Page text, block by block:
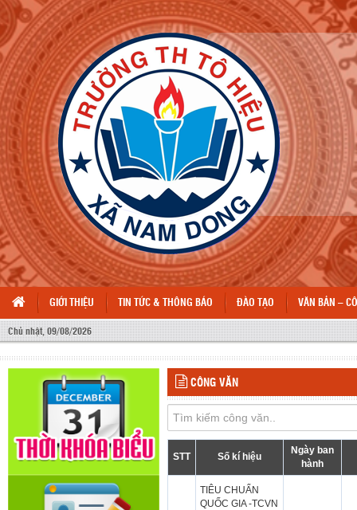
GIỚI THIỆU TIN TỨC & THÔNG BÁO ĐÀO TẠO VĂN BẢN –
Chủ nhật, 09/08/2026
CÔNG VĂN
STT Số kí hiệu
Ngày ban
hành
TIÊU CHUẨN
QUỐC GIA -TCVN